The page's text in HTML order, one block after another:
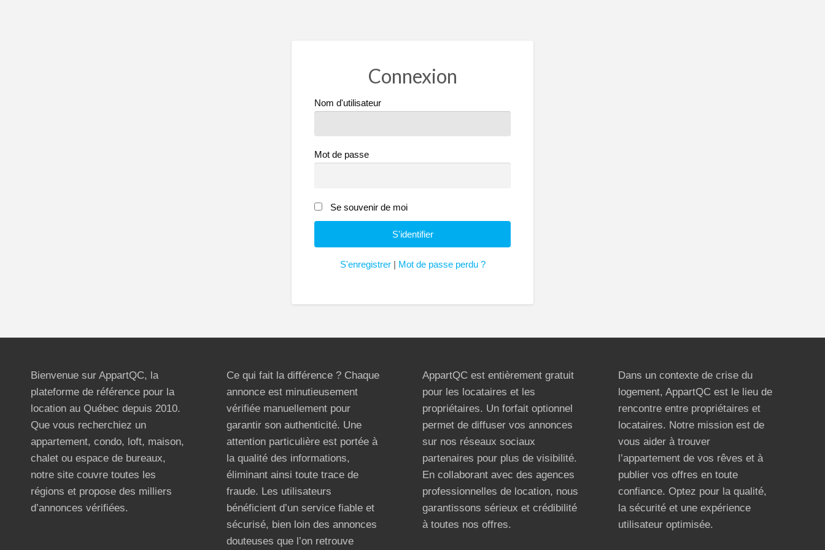
Connexion
Nom d'utilisateur
Mot de passe
Se souvenir de moi
S'enregistrer| Mot de passe perdu ?
Bienvenue sur AppartQC, la
plateforme de référence pour la
location au Québec depuis 2010.
Que vous recherchiez un
appartement, condo, loft, maison,
chalet ou espace de bureaux,
notre site couvre toutes les
régions et propose des milliers
d’annonces vérifiées.
Ce qui fait la différence ? Chaque
annonce est minutieusement
vérifiée manuellement pour
garantir son authenticité. Une
attention particulière est portée à
la qualité des informations,
éliminant ainsi toute trace de
fraude. Les utilisateurs
bénéficient d’un service fiable et
sécurisé, bien loin des annonces
douteuses que l’on retrouve
AppartQC est entièrement gratuit
pour les locataires et les
propriétaires. Un forfait optionnel
permet de diffuser vos annonces
sur nos réseaux sociaux
partenaires pour plus de visibilité.
En collaborant avec des agences
professionnelles de location, nous
garantissons sérieux et crédibilité
à toutes nos offres.
Dans un contexte de crise du
logement, AppartQC est le lieu de
rencontre entre propriétaires et
locataires. Notre mission est de
vous aider à trouver
l’appartement de vos rêves et à
publier vos offres en toute
confiance. Optez pour la qualité,
la sécurité et une expérience
utilisateur optimisée.